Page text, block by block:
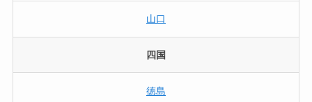
山口
四国
徳島